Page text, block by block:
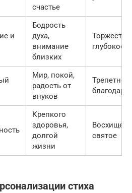
счастье
и
Бодрость
духа,
внимание
близких
глубокое
Мир, покой,
радость от
внуков
Трепетное,
Крепкого
здоровья,
долгой
жизни
святое
стиха